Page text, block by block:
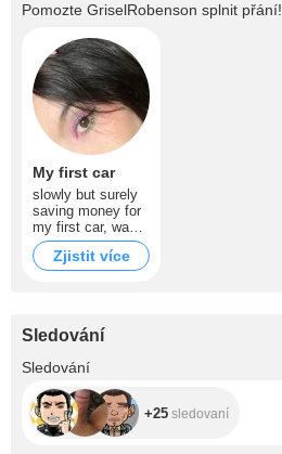
Pomozte GriselRobenson splnit přání!
My first car
slowly but surely
saving money for
my first car, want
to buy something
simpler, for the
first experience,
Zjistit více
Sledování
Sledování
+25 sledovaní